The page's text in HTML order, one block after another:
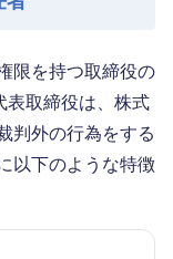
限を持つ取締役の
表取締役は、株式
判外の行為をする
以下のような特徴